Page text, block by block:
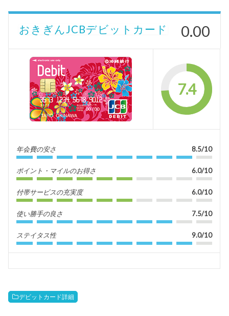
おきぎんJCBデビットカード 0.00
7.4
年会費の安さ 8.5/10
ポイント・マイルのお得さ 6.0/10
付帯サービスの充実度 6.0/10
使い勝手の良さ 7.5/10
ステイタス性 9.0/10
デビットカード詳細